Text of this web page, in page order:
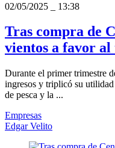
02/05/2025
13:38
Tras compra de
vientos a favor
Durante el primer trimestre
ingresos y triplicó su
de pesca y la ...
Empresas
Edgar Velito